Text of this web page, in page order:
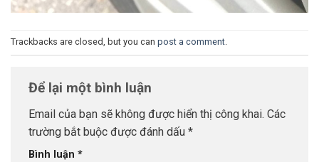
Trackbacks are closed, but you can post a comment
Để lại một bình luận
Email của bạn sẽ không được hiển thị công khai. Các
trường bắt buộc được đánh dấu *
Bình luận *